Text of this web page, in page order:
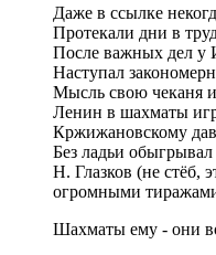
Даже в ссылке
Протекали дни в
После важных дел у
Наступал
Мысль свою чеканя
Ленин в шахматы
Кржижановскому
Без ладьи
Н. Глазков (не стёб,
огромными
Шахматы ему - они